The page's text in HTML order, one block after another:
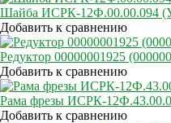
Шайба ИСРК-12Ф.00.00.094
Добавить к сравнению
Редуктор 00000001925
Добавить к сравнению
Рама фрезы ИСРК-
Добавить к сравнению